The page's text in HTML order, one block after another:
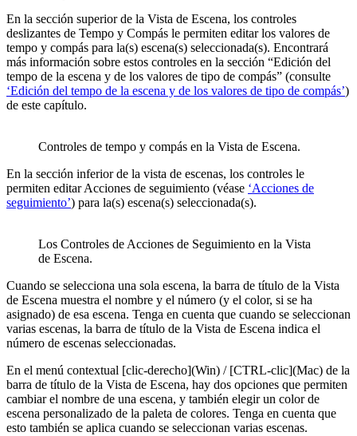
En la sección superior de la Vista de Escena, los controles
deslizantes de Tempo y Compás le permiten editar los valores de
tempo y compás para la(s) escena(s) seleccionada(s). Encontrará
más información sobre estos controles en la sección “Edición del
tempo de la escena y de los valores de tipo de compás” (consulte
‘Edición del tempo de la escena y de los valores de tipo de compás’)
de este capítulo.
Controles de tempo y compás en la Vista de Escena.
En la sección inferior de la vista de escenas, los controles le
permiten editar Acciones de seguimiento (véase ‘Acciones de
seguimiento’) para la(s) escena(s) seleccionada(s).
Los Controles de Acciones de Seguimiento en la Vista
de Escena.
Cuando se selecciona una sola escena, la barra de título de la Vista
de Escena muestra el nombre y el número (y el color, si se ha
asignado) de esa escena. Tenga en cuenta que cuando se seleccionan
varias escenas, la barra de título de la Vista de Escena indica el
número de escenas seleccionadas.
En el menú contextual [clic-derecho](Win) / [CTRL-clic](Mac) de la
barra de título de la Vista de Escena, hay dos opciones que permiten
cambiar el nombre de una escena, y también elegir un color de
escena personalizado de la paleta de colores. Tenga en cuenta que
esto también se aplica cuando se seleccionan varias escenas.